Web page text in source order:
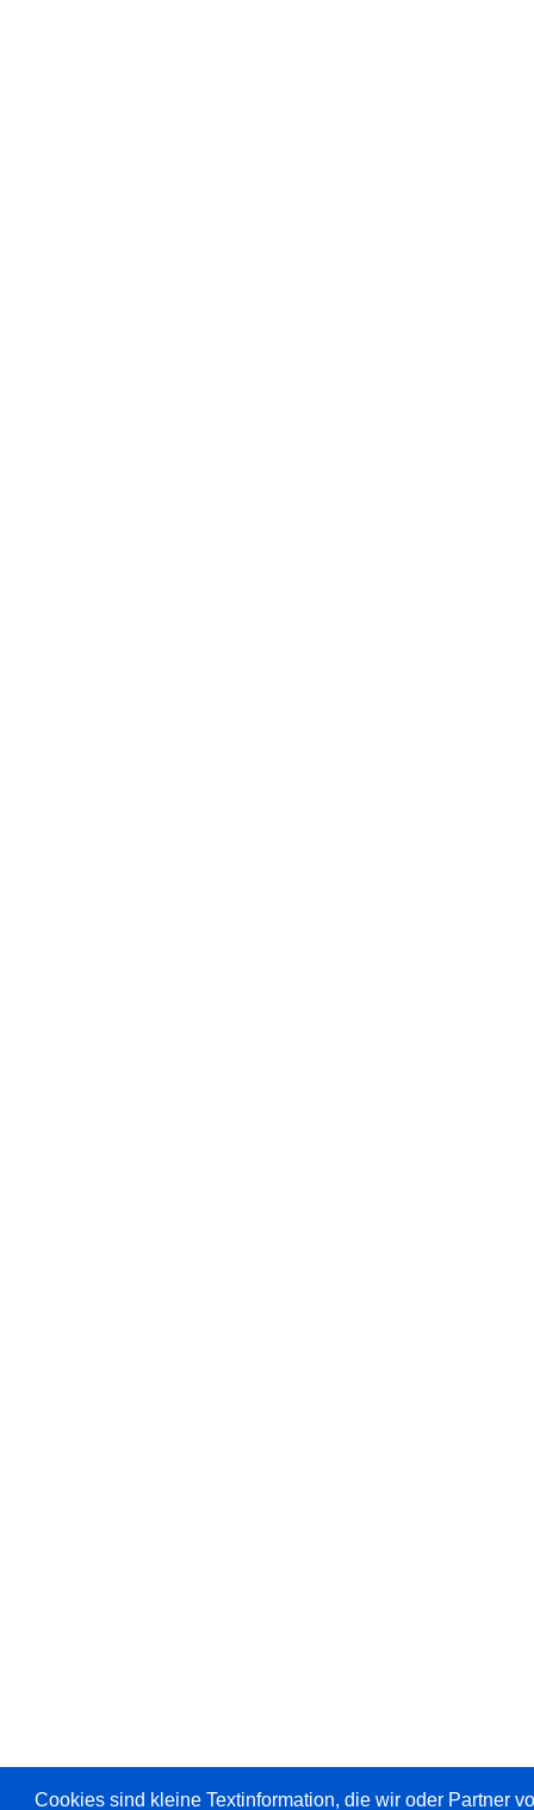
Cookies sind kleine Textinformation, die wir oder Partner